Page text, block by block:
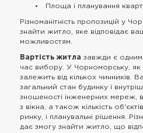
Площа і планування
Різноманітність пропозицій у
знайти житло, яке відповідає
можливостям.
Вартість житла завжди є одним
час вибору. У Чорноморську, як і
залежить від кількох чинників.
загальний стан будинку і
зношеності інженерних мереж,
з вікна, а також кількість
ринку, і планувальні рішення.
дає змогу знайти житло, що